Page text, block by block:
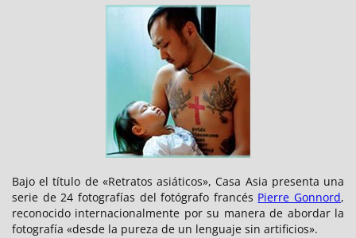
Bajo el título de «Retratos asiáticos», Casa Asia presenta una
serie de 24 fotografías del fotógrafo francés Pierre Gonnord,
reconocido internacionalmente por su manera de abordar la
fotografía «desde la pureza de un lenguaje sin artificios».